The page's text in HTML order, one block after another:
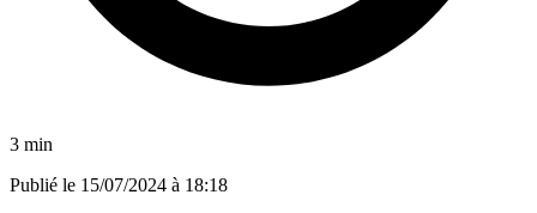
3 min
Publié le 15/07/2024 à 18:18